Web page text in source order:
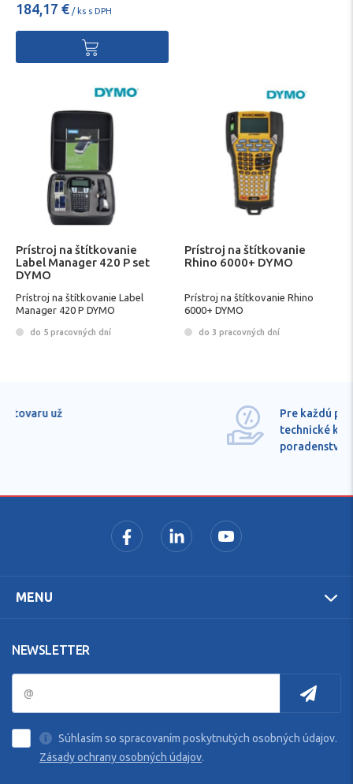
184,17 € / ks s DPH
Prístroj na štítkovanie
Label Manager 420 P set
DYMO
Prístroj na štítkovanie Label
Manager 420 P DYMO
do 5 pracovných dní
Prístroj na štítkovanie
Rhino 6000+ DYMO
Prístroj na štítkovanie Rhino
6000+ DYMO
do 3 pracovných dní
Pre každú položku
technické kvalifikované
MENU
NEWSLETTER
Súhlasím so spracovaním poskytnutých osobných údajov.
Zásady ochrany osobných údajov.